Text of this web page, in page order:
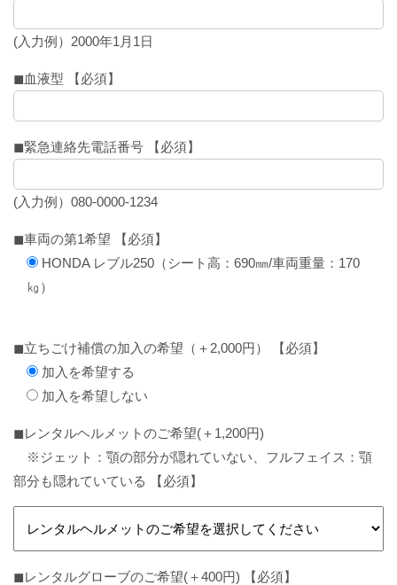
(入力例）2000年1月1日
◼︎血液型 【必須】
◼︎緊急連絡先電話番号 【必須】
(入力例）080-0000-1234
◼︎車両の第1希望 【必須】
HONDA レブル250（シート高：690㎜/車両重量：170
㎏）
◼︎立ちごけ補償の加入の希望（＋2,000円） 【必須】
加入を希望する
加入を希望しない
◼︎レンタルヘルメットのご希望(＋1,200円)
※ジェット：顎の部分が隠れていない、フルフェイス：顎
部分も隠れていている 【必須】
◼︎レンタルグローブのご希望(＋400円) 【必須】